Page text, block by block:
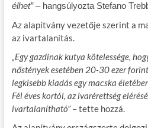
élhet”– hangsúlyozta Stefano
Az alapítvány vezetője szerint a
az ivartalanítás.
„Egy gazdinak kutya kötelessége,
nőstények esetében 20-30 ezer
legkisebb kiadás egy macska
Fél éves kortól, az ivarérettség
ivartalanítható”– tette hozzá.